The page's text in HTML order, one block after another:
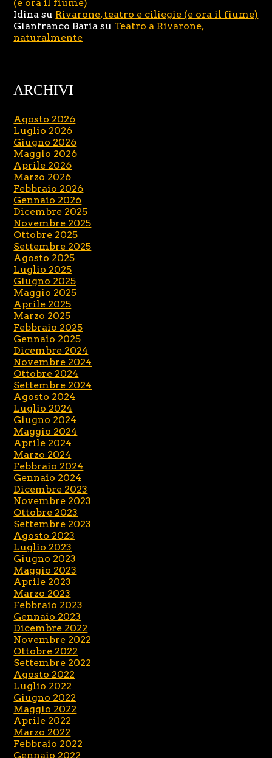
(e ora il fiume)
Idina su Rivarone, teatro e ciliegie (e ora il fiume)
Gianfranco Baria su Teatro a Rivarone,
naturalmente
ARCHIVI
Agosto 2026
Luglio 2026
Giugno 2026
Maggio 2026
Aprile 2026
Marzo 2026
Febbraio 2026
Gennaio 2026
Dicembre 2025
Novembre 2025
Ottobre 2025
Settembre 2025
Agosto 2025
Luglio 2025
Giugno 2025
Maggio 2025
Aprile 2025
Marzo 2025
Febbraio 2025
Gennaio 2025
Dicembre 2024
Novembre 2024
Ottobre 2024
Settembre 2024
Agosto 2024
Luglio 2024
Giugno 2024
Maggio 2024
Aprile 2024
Marzo 2024
Febbraio 2024
Gennaio 2024
Dicembre 2023
Novembre 2023
Ottobre 2023
Settembre 2023
Agosto 2023
Luglio 2023
Giugno 2023
Maggio 2023
Aprile 2023
Marzo 2023
Febbraio 2023
Gennaio 2023
Dicembre 2022
Novembre 2022
Ottobre 2022
Settembre 2022
Agosto 2022
Luglio 2022
Giugno 2022
Maggio 2022
Aprile 2022
Marzo 2022
Febbraio 2022
Gennaio 2022